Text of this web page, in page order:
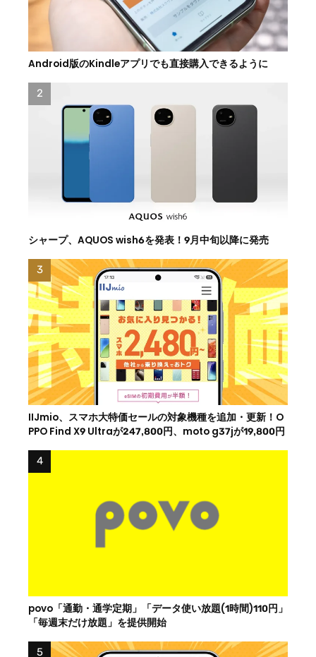
Android版のKindleアプリでも直接購入できるように
シャープ、AQUOS wish6を発表！9月中旬以降に発売
IIJmio、スマホ大特価セールの対象機種を追加・更新！O
PPO Find X9 Ultraが247,800円、moto g37jが19,800円
povo「通勤・通学定期」「データ使い放題(1時間)110円」
「毎週末だけ放題」を提供開始